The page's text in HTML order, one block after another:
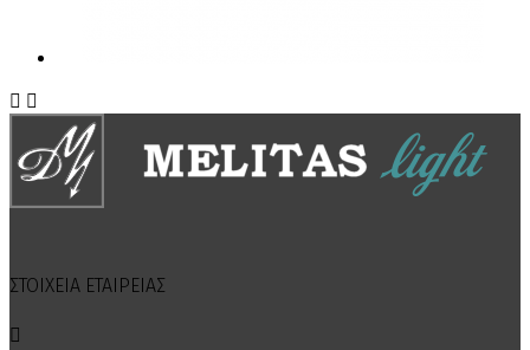
 
ΣΤΟΙΧΕΙΑ ΕΤΑΙΡΕΙΑΣ
